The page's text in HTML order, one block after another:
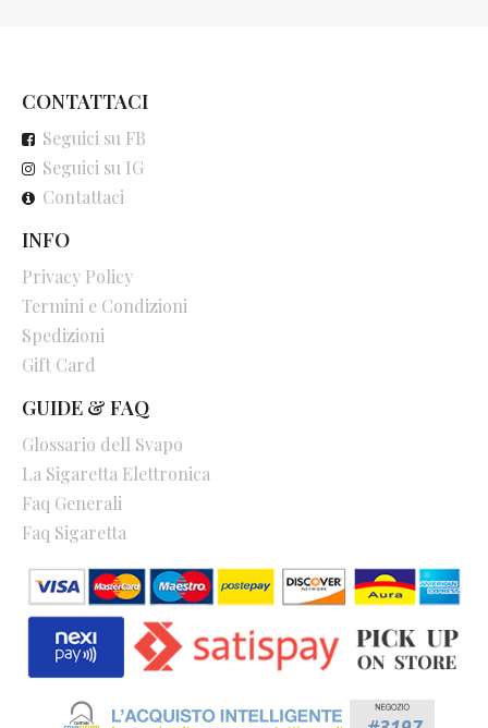
CONTATTACI
Seguici su FB
Seguici su IG
Contattaci
INFO
Privacy Policy
Termini e Condizioni
Spedizioni
Gift Card
GUIDE & FAQ
Glossario dell Svapo
La Sigaretta Elettronica
Faq Generali
Faq Sigaretta